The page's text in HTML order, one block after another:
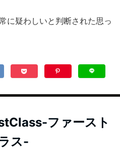
に疑わしいと判断された思っ
ファースト
ス-